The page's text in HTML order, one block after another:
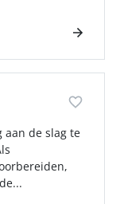
aan de slag te